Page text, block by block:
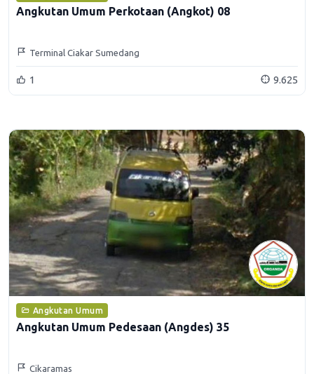
Angkutan Umum Perkotaan (Angkot) 08
Terminal Ciakar Sumedang
1 9.625
Angkutan Umum
Angkutan Umum Pedesaan (Angdes) 35
Cikaramas